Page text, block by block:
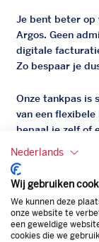
Je bent beter op
Argos. Geen
digitale
Zo bespaar je
Onze tankpas is
van een
bepaal je zelf of
brandstof mee
Bovendien
korting. Mocht
natuurlijk de
van de laagste
Nederlands
Wij gebruiken
We kunnen deze
onze website te
een geweldige
cookies die we